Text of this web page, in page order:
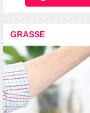
GRASSE